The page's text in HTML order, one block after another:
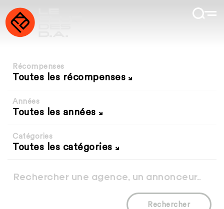
Récompenses
Toutes les récompenses
Années
Toutes les années
Catégories
Toutes les catégories
Rechercher